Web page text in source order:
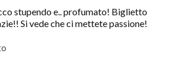
stupendo e.. profumato! Biglietto
Si vede che ci mettete passione!